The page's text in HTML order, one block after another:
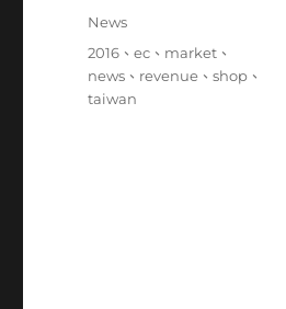
期:
分
News
標
籤
2016 、ec 、 market 、
news 、 revenue 、shop 、
taiwan